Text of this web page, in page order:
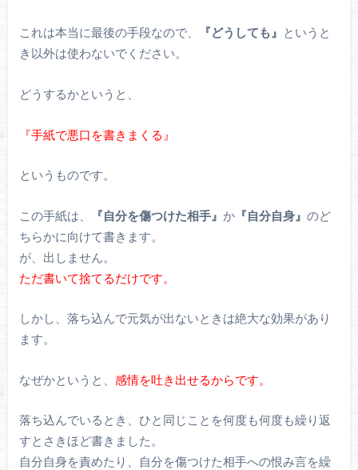
これは本当に最後の手段なので、 『どうしても』 というと
き以外は使わないでください。
どうするかというと、
『手紙で悪口を書きまくる』
というものです。
この手紙は、 『自分を傷つけた相手』 か『自分自身』 のど
ちらかに向けて書きます。
が、出しません。
ただ書いて捨てるだけです。
しかし、落ち込んで元気が出ないときは絶大な効果があり
ます。
なぜかというと、 感情を吐き出せるからです。
落ち込んでいるとき、ひと同じことを何度も何度も繰り返
すとさきほど書きました。
自分自身を責めたり、自分を傷つけた相手への恨み言を繰